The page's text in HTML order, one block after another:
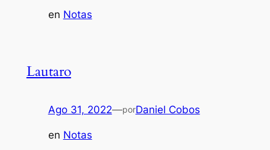
en Notas
Lautaro
Ago 31, 2022—porDaniel Cobos
en Notas